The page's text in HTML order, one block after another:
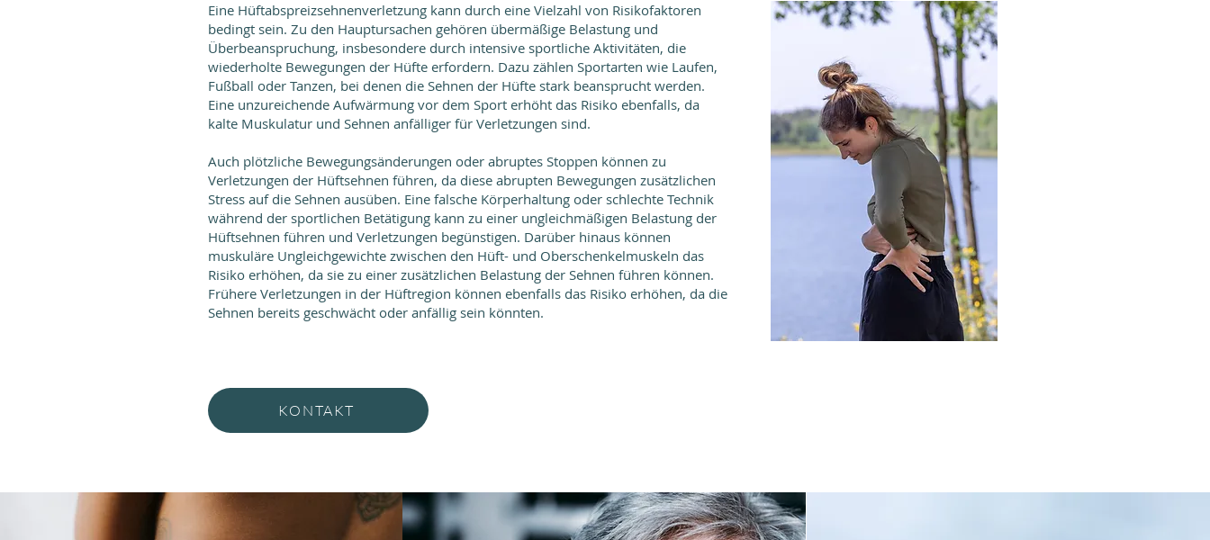
Eine Hüftabspreizsehnenverletzung kann durch eine Vielzahl von Risikofaktoren
bedingt sein. Zu den Hauptursachen gehören übermäßige Belastung und
Überbeanspruchung, insbesondere durch intensive sportliche Aktivitäten, die
wiederholte Bewegungen der Hüfte erfordern. Dazu zählen Sportarten wie Laufen,
Fußball oder Tanzen, bei denen die Sehnen der Hüfte stark beansprucht werden.
Eine unzureichende Aufwärmung vor dem Sport erhöht das Risiko ebenfalls, da
kalte Muskulatur und Sehnen anfälliger für Verletzungen sind.
Auch plötzliche Bewegungsänderungen oder abruptes Stoppen können zu
Verletzungen der Hüftsehnen führen, da diese abrupten Bewegungen zusätzlichen
Stress auf die Sehnen ausüben. Eine falsche Körperhaltung oder schlechte Technik
während der sportlichen Betätigung kann zu einer ungleichmäßigen Belastung der
Hüftsehnen führen und Verletzungen begünstigen. Darüber hinaus können
muskuläre Ungleichgewichte zwischen den Hüft- und Oberschenkelmuskeln das
Risiko erhöhen, da sie zu einer zusätzlichen Belastung der Sehnen führen können.
Frühere Verletzungen in der Hüftregion können ebenfalls das Risiko erhöhen, da die
Sehnen bereits geschwächt oder anfällig sein könnten.
KONTAKT